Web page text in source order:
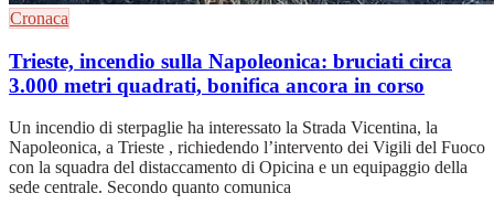
Cronaca
Trieste, incendio sulla Napoleonica: bruciati circa
3.000 metri quadrati, bonifica ancora in corso
Un incendio di sterpaglie ha interessato la Strada Vicentina, la
Napoleonica, a Trieste , richiedendo l’intervento dei Vigili del Fuoco
con la squadra del distaccamento di Opicina e un equipaggio della
sede centrale. Secondo quanto comunica